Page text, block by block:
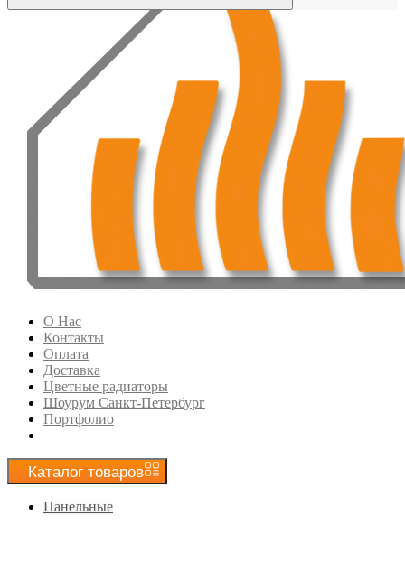
О Нас
Контакты
Оплата
Доставка
Цветные радиаторы
Шоурум Санкт-Петербург
Портфолио
Каталог товаров
Панельные